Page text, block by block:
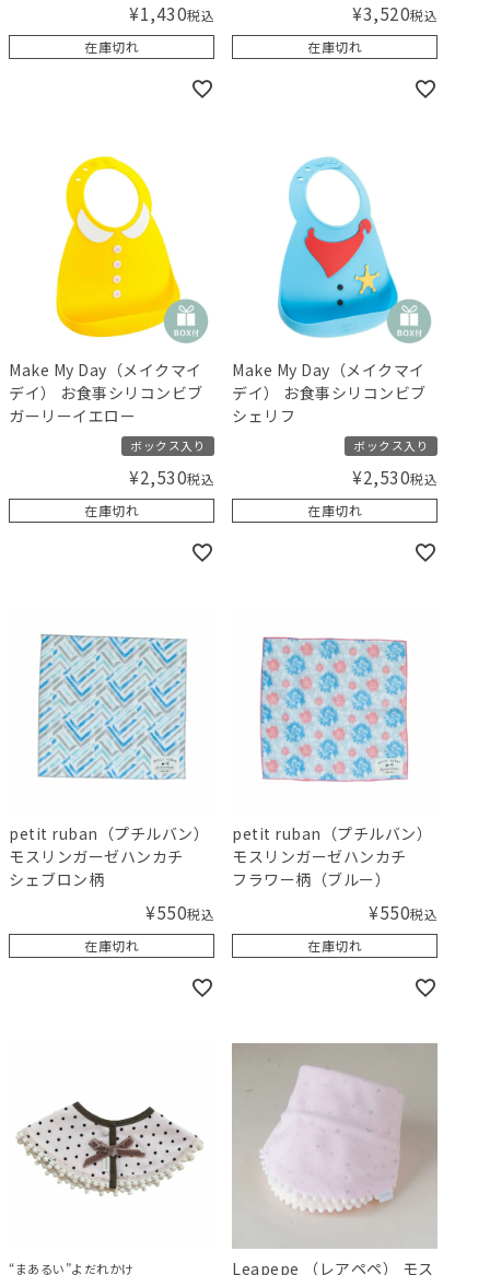
¥1,430税込
在庫切れ
¥3,520税込
在庫切れ
Make My Day（メイクマイ
デイ） お食事シリコンビブ
ガーリーイエロー
ボックス入り
¥2,530税込
在庫切れ
Make My Day（メイクマイ
デイ） お食事シリコンビブ
シェリフ
ボックス入り
¥2,530税込
在庫切れ
petit ruban（プチルバン）
モスリンガーゼハンカチ
シェブロン柄
¥550税込
在庫切れ
petit ruban（プチルバン）
モスリンガーゼハンカチ
フラワー柄（ブルー）
¥550税込
在庫切れ
“まあるい”よだれかけ Leapepe （レアペペ） モス